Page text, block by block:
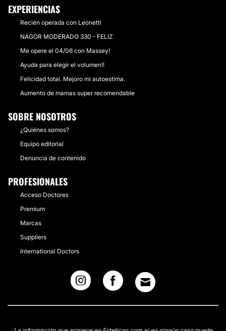
EXPERIENCIAS
Recién operada con Leonetti
NAGOR MODERADO 330 - FELIZ
Me opere el 04/06 con Massey!
Ayuda para elegir el volumen!!
Felicidad total. Mejoro mi autoestima.
Aumento de mamas super recomendable
SOBRE NOSOTROS
¿Quiénes somos?
Equipo editorial
Denuncia de contenido
PROFESIONALES
Acceso Doctores
Premium
Marcas
Suppliers
International Doctors